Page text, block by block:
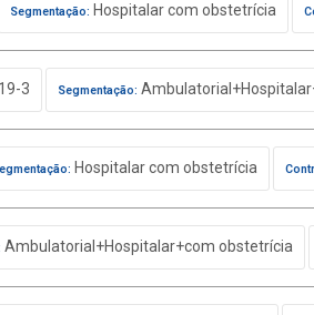
Segmentação: Hospitalar com obstetrícia
3 Segmentação:
Hospitalar com obstetrícia
Ambulatorial+Hospitalar+com obstetrícia